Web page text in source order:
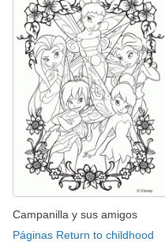
Campanilla y sus amigos
Páginas Return to childhood